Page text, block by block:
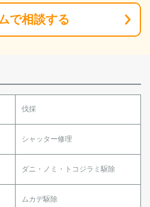
で相談する
伐採
シャッター修理
ダニ・ノミ・トコジラミ駆除
ムカデ駆除